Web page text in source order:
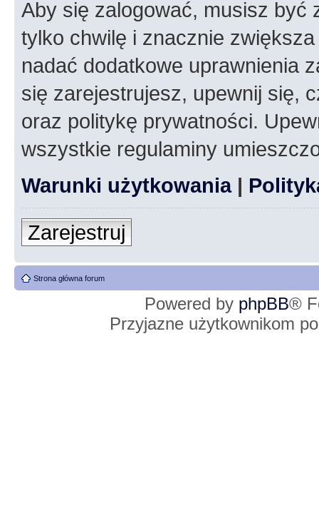
Aby się zalogować, musisz być
tylko chwilę i znacznie
nadać dodatkowe uprawnienia
się zarejestrujesz, upewnij się,
oraz politykę prywatności.
wszystkie regulaminy
Warunki użytkowania|
Zarejestruj
Strona główna forum
Powered by phpBB®
Przyjazne użytkownikom